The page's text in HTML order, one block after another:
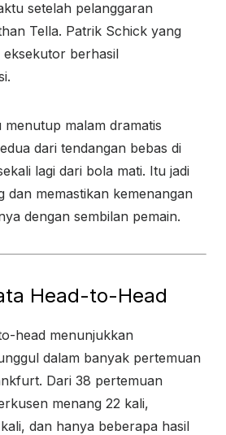
setelah pelanggaran
Tella. Patrik Schick yang
eksekutor berhasil
menutup malam dramatis
dari tendangan bebas di
lagi dari bola mati. Itu jadi
dan memastikan kemenangan
dengan sembilan pemain.
Head-to-Head
head menunjukkan
dalam banyak pertemuan
Dari 38 pertemuan
menang 22 kali,
dan hanya beberapa hasil